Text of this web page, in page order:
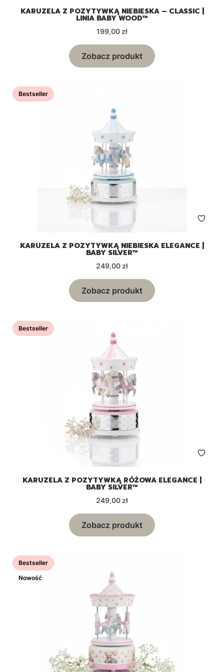
KARUZELA Z POZYTYWKĄ NIEBIESKA – CLASSIC |
LINIA BABY WOOD™
Cena
199,00 zł
Zobacz produkt
Bestseller
KARUZELA Z POZYTYWKĄ NIEBIESKA ELEGANCE |
BABY SILVER™
Cena
249,00 zł
Zobacz produkt
Bestseller
KARUZELA Z POZYTYWKĄ RÓŻOWA ELEGANCE |
BABY SILVER™
Cena
249,00 zł
Zobacz produkt
Bestseller
Nowość